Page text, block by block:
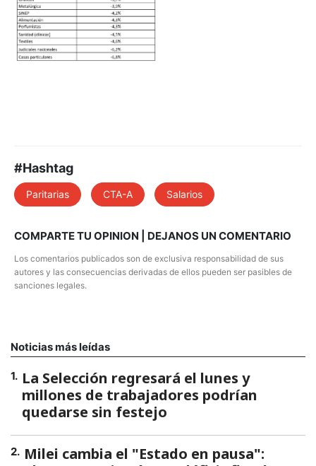
#Hashtag
Paritarias CTA-A Salarios
COMPARTE TU OPINION | DEJANOS UN COMENTARIO
Los comentarios publicados son de exclusiva responsabilidad de sus
autores y las consecuencias derivadas de ellos pueden ser pasibles de
sanciones legales.
Noticias más leídas
1. La Selección regresará el lunes y
millones de trabajadores podrían
quedarse sin festejo
2. Milei cambia el "Estado en pausa":